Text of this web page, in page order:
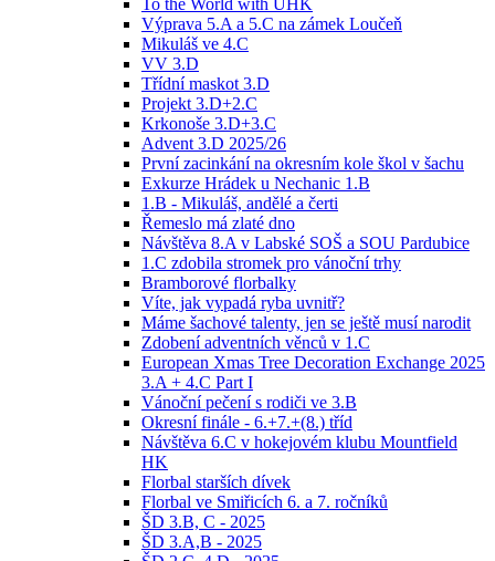
Výprava 5.A a 5.C na zámek Loučeň
Mikuláš ve 4.C
VV 3.D
Třídní maskot 3.D
Projekt 3.D+2.C
Krkonoše 3.D+3.C
Advent 3.D 2025/26
První zacinkání na okresním kole škol v šachu
Exkurze Hrádek u Nechanic 1.B
1.B - Mikuláš, andělé a čerti
Řemeslo má zlaté dno
Návštěva 8.A v Labské SOŠ a SOU Pardubice
1.C zdobila stromek pro vánoční trhy
Bramborové florbalky
Víte, jak vypadá ryba uvnitř?
Máme šachové talenty, jen se ještě musí narodit
Zdobení adventních věnců v 1.C
European Xmas Tree Decoration Exchange 2025
3.A + 4.C Part I
Vánoční pečení s rodiči ve 3.B
Okresní finále - 6.+7.+(8.) tříd
Návštěva 6.C v hokejovém klubu Mountfield
HK
Florbal starších dívek
Florbal ve Smiřicích 6. a 7. ročníků
ŠD 3.B, C - 2025
ŠD 3.A,B - 2025